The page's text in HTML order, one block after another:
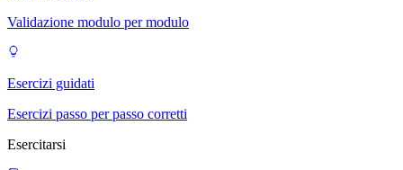
Validazione modulo per modulo
Esercizi guidati
Esercizi passo per passo corretti
Esercitarsi